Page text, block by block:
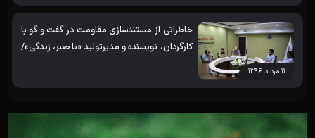
۱۱ مرداد ۱۳۹۶
خاطراتی از مستندسازی مقاومت در گفت و گو با
کارگردان، نویسنده و مدیرتولید «با صبر، زندگی»/